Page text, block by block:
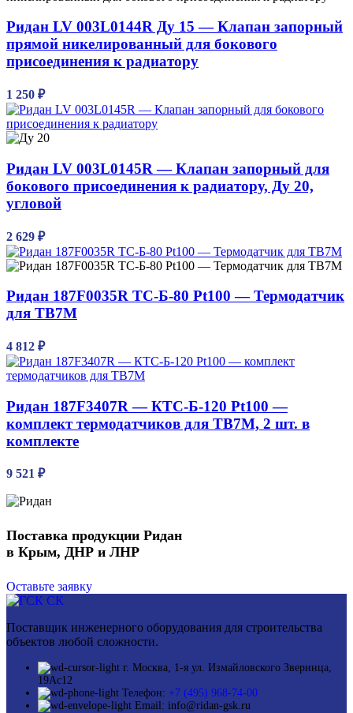
Ридан LV 003L0144R Ду 15 — Клапан запорный
прямой никелированный для бокового
присоединения к радиатору
1 250 ₽
Ридан LV 003L0145R — Клапан запорный для
бокового присоединения к радиатору, Ду 20,
угловой
2 629 ₽
Ридан 187F0035R ТС-Б-80 Pt100 — Термодатчик
для ТВ7М
4 812 ₽
Ридан 187F3407R — КТС-Б-120 Pt100 —
комплект термодатчиков для ТВ7М, 2 шт. в
комплекте
9 521 ₽
Поставка продукции Ридан
в Крым, ДНР и ЛНР
Оставьте заявку
Поставщик инженерного оборудования для строительства
объектов любой сложности.
г. Москва, 1-я ул. Измайловского Зверинца,
19Ас12
Телефон: +7 (495) 968-74-00
Email: info@ridan-gsk.ru